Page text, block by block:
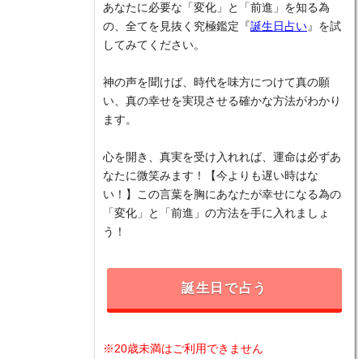
あなたに必要な「変化」と「前進」を知る為
の、全てを見抜く究極鑑定『誕生日占い 』を試
してみてください。
神の声を聞けば、時代を味方につけて真の願
い、真の幸せを実現させる確かな方法がわかり
ます。
心を開き、真実を受け入れれば、運命は必ずあ
なたに微笑みます！【今よりも遅い時はな
い！】この言葉を胸にあなたが幸せになる為の
「変化」と「前進」の方法を手に入れましょ
う！
誕生日で占う
※20歳未満はご利用できません